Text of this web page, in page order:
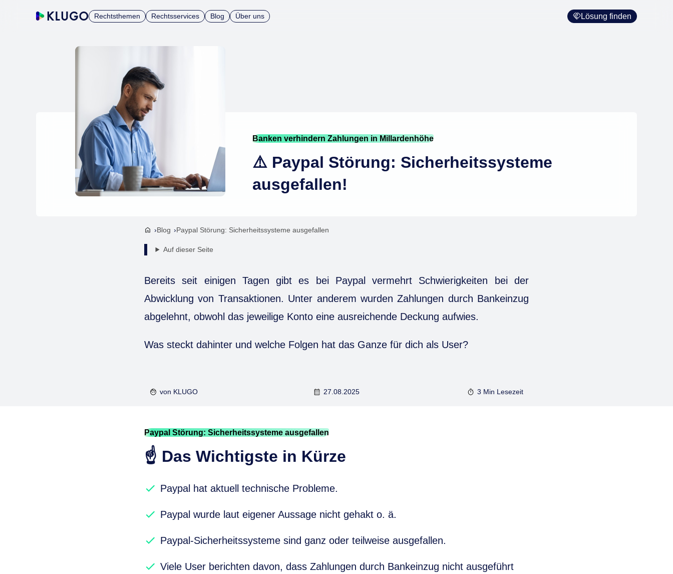
Rechtsthemen Rechtsservices Blog Über uns Lösung finden
Banken verhindern Zahlungen in Millardenhöhe
⚠️ Paypal Störung: Sicherheitssysteme
ausgefallen!
Blog Paypal Störung: Sicherheitssysteme ausgefallen
Auf dieser Seite
Bereits seit einigen Tagen gibt es bei Paypal vermehrt Schwierigkeiten bei der
Abwicklung von Transaktionen. Unter anderem wurden Zahlungen durch Bankeinzug
abgelehnt, obwohl das jeweilige Konto eine ausreichende Deckung aufwies.
Was steckt dahinter und welche Folgen hat das Ganze für dich als User?
von KLUGO 27.08.2025 3 Min Lesezeit
Paypal Störung: Sicherheitssysteme ausgefallen
☝️ Das Wichtigste in Kürze
Paypal hat aktuell technische Probleme.
Paypal wurde laut eigener Aussage nicht gehakt o. ä.
Paypal-Sicherheitssysteme sind ganz oder teilweise ausgefallen.
Viele User berichten davon, dass Zahlungen durch Bankeinzug nicht ausgeführt